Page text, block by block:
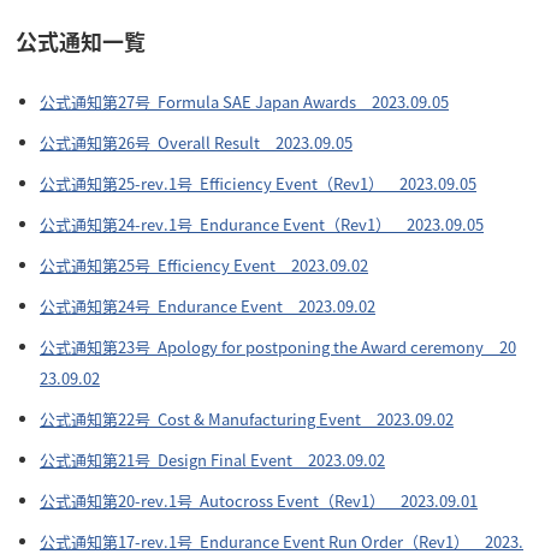
公式通知一覧
公式通知第27号 Formula SAE Japan Awards 2023.09.05
公式通知第26号 Overall Result 2023.09.05
公式通知第25-rev.1号 Efficiency Event（Rev1） 2023.09.05
公式通知第24-rev.1号 Endurance Event（Rev1） 2023.09.05
公式通知第25号 Efficiency Event 2023.09.02
公式通知第24号 Endurance Event 2023.09.02
公式通知第23号 Apology for postponing the Award ceremony 20
23.09.02
公式通知第22号 Cost & Manufacturing Event 2023.09.02
公式通知第21号 Design Final Event 2023.09.02
公式通知第20-rev.1号 Autocross Event（Rev1） 2023.09.01
公式通知第17-rev.1号 Endurance Event Run Order（Rev1） 2023.